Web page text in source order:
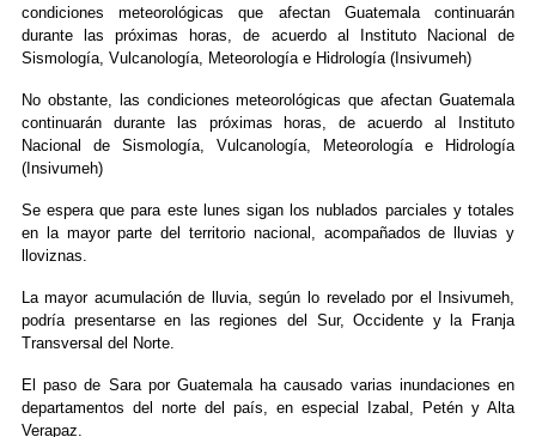
condiciones meteorológicas que afectan Guatemala continuarán
durante las próximas horas, de acuerdo al Instituto Nacional de
Sismología, Vulcanología, Meteorología e Hidrología (Insivumeh)
No obstante, las condiciones meteorológicas que afectan Guatemala
continuarán durante las próximas horas, de acuerdo al Instituto
Nacional de Sismología, Vulcanología, Meteorología e Hidrología
(Insivumeh)
Se espera que para este lunes sigan los nublados parciales y totales
en la mayor parte del territorio nacional, acompañados de lluvias y
lloviznas.
La mayor acumulación de lluvia, según lo revelado por el Insivumeh,
podría presentarse en las regiones del Sur, Occidente y la Franja
Transversal del Norte.
El paso de Sara por Guatemala ha causado varias inundaciones en
departamentos del norte del país, en especial Izabal, Petén y Alta
Verapaz.